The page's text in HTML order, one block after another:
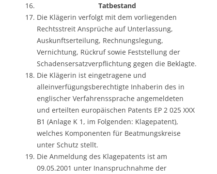
Tatbestand
Die Klägerin verfolgt mit dem vorliegenden
Rechtsstreit Ansprüche auf Unterlassung,
Auskunftserteilung, Rechnungslegung,
Vernichtung, Rückruf sowie Feststellung der
Schadensersatzverpflichtung gegen die Beklagte.
Die Klägerin ist eingetragene und
alleinverfügungsberechtigte Inhaberin des in
englischer Verfahrenssprache angemeldeten
und erteilten europäischen Patents EP 2 025 XXX
B1 (Anlage K 1, im Folgenden: Klagepatent),
welches Komponenten für Beatmungskreise
unter Schutz stellt.
Die Anmeldung des Klagepatents ist am
09.05.2001 unter Inanspruchnahme der